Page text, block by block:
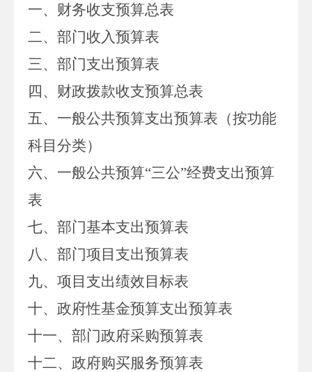
一、 财务收支预算总表
二、部门收入预算表
三、部门支出预算表
四、财政拨款收支预算总表
五、一般公共预算支出预算表 （按功能
科目分类）
六、一般公共预算“三公”经费支出预算
表
七、部门基本支出预算表
八、 部门项目支出预算表
九、项目支出绩效目标表
十、政府性基金预算支出预算表
十一、部门政府采购预算表
十二、政府购买服务预算表